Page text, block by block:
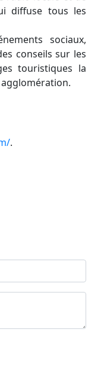
diffuse tous les
sociaux,
conseils sur les
touristiques la
.